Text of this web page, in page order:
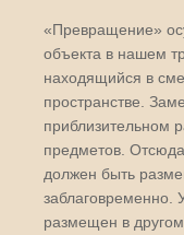
«Превращение»
объекта в нашем
находящийся в
пространстве.
приблизительном
предметов.
должен быть
заблаговременно.
размещен в